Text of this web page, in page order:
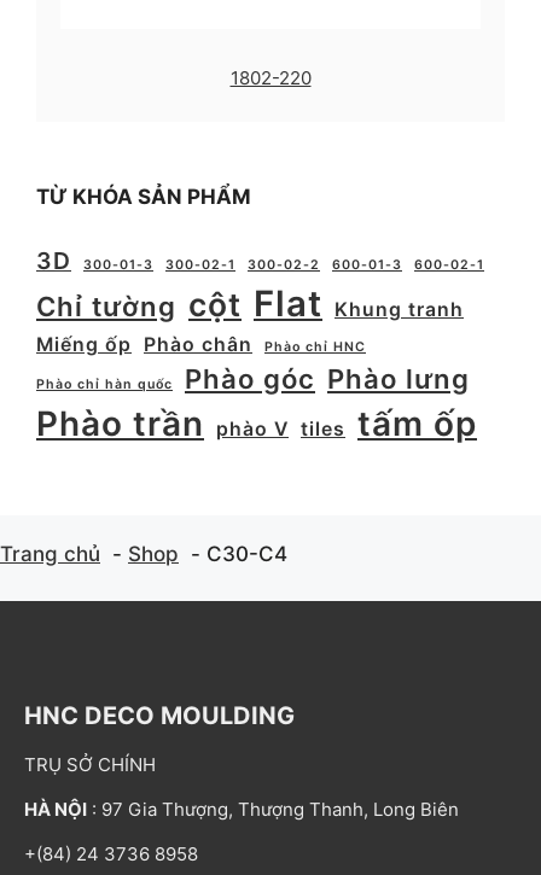
1802-220
TỪ KHÓA SẢN PHẨM
3D 300-01-3 300-02-1 300-02-2 600-01-3 600-02-1
Chỉ tường cột Flat
Khung tranh
Miếng ốp
Phào chân Phào chỉ HNC
Phào chỉ hàn quốc Phào góc Phào lưng
Phào trần phào V tiles tấm ốp
Trang chủ Shop C30-C4
HNC DECO MOULDING
TRỤ SỞ CHÍNH
HÀ NỘI : 97 Gia Thượng, Thượng Thanh, Long Biên
+(84) 24 3736 8958